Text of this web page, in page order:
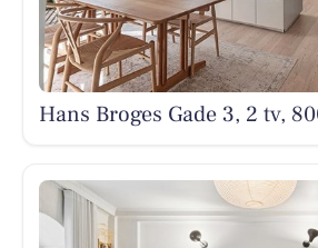
Hans Broges Gade 3, 2 tv,